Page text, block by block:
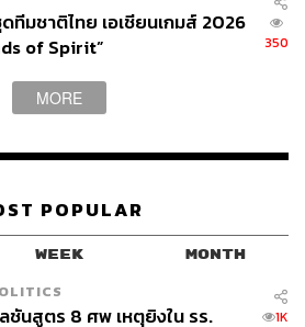
นหลักทางการเงิน ประกอบกับผล
ยงานต่อผู้ถือหุ้นที่ระบุว่า กำไรลด
มชาติไทย เอเชียนเกมส์ 2026
of Spirit”
350
MORE
POPULAR
WEEK MONTH
ชันสูตร 8 ศพ เหตุยิงใน รร.
1K